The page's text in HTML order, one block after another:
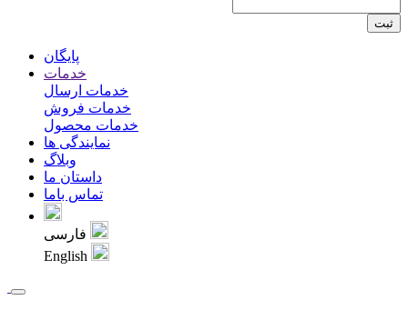
ثبت
پایگان
خدمات
خدمات ارسال
خدمات فروش
خدمات محصول
نمایندگی ها
وبلاگ
داستان ما
تماس باما
English